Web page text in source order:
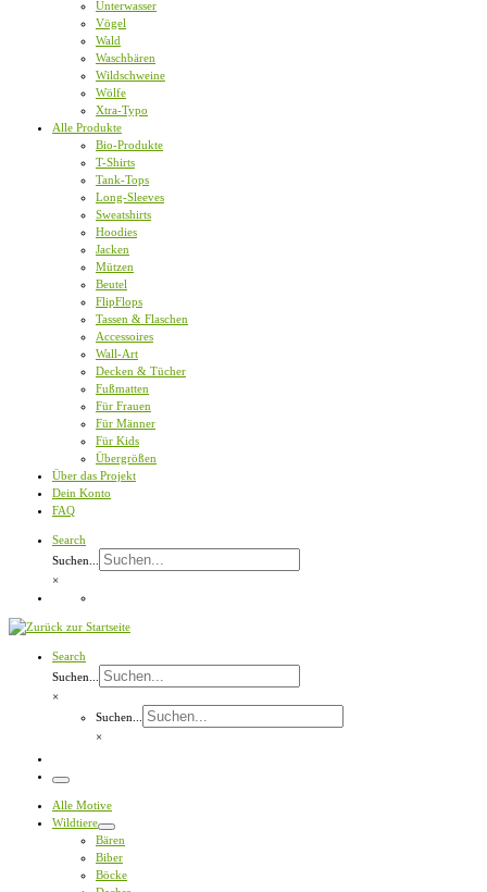
Unterwasser
Vögel
Wald
Waschbären
Wildschweine
Wölfe
Xtra-Typo
Alle Produkte
Bio-Produkte
T-Shirts
Tank-Tops
Long-Sleeves
Sweatshirts
Hoodies
Jacken
Mützen
Beutel
FlipFlops
Tassen & Flaschen
Accessoires
Wall-Art
Decken & Tücher
Fußmatten
Für Frauen
Für Männer
Für Kids
Übergrößen
Über das Projekt
Dein Konto
FAQ
Search
Suchen...
×
Search
Suchen...
×
Suchen...
×
Menü
Alle Motive
Wildtiere
Bären
Biber
Böcke